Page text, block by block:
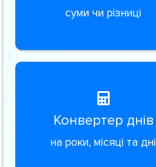
суми чи різниці
Конвертер днів
на роки, місяці та дні